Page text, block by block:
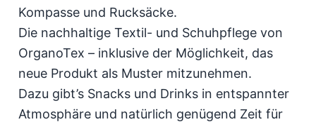
Kompasse und Rucksäcke.
Die nachhaltige Textil- und Schuhpflege von
OrganoTex – inklusive der Möglichkeit, das
neue Produkt als Muster mitzunehmen.
Dazu gibt’s Snacks und Drinks in entspannter
Atmosphäre und natürlich genügend Zeit für